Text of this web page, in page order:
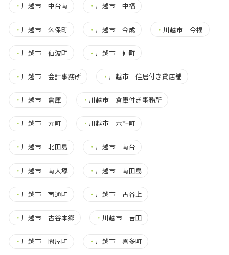
・ 川越市 中台南 ・ 川越市 中福
・ 川越市 久保町 ・ 川越市 今成 ・ 川越市 今福
・ 川越市 仙波町 ・ 川越市 仲町
・ 川越市 会計事務所 ・ 川越市 住居付き貸店舗
・ 川越市 倉庫 ・ 川越市 倉庫付き事務所
・ 川越市 元町 ・ 川越市 六軒町
・ 川越市 北田島 ・ 川越市 南台
・ 川越市 南大塚 ・ 川越市 南田島
・ 川越市 南通町 ・ 川越市 古谷上
・ 川越市 古谷本郷 ・ 川越市 吉田
・ 川越市 問屋町 ・ 川越市 喜多町